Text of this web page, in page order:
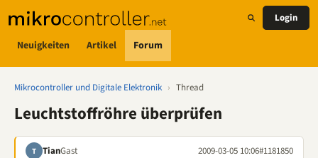
Neuigkeiten Artikel Forum
Login
Mikrocontroller und Digitale Elektronik › Thread
Leuchtstoffröhre überprüfen
T TianGast 2009-03-05 10:06#1181850